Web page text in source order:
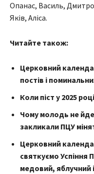
Опанас, Василь,
Яків, Аліса.
Читайте також:
Церковний
постів і
Коли піст у 2025
Чому молодь не йде
закликали ПЦУ
Церковний
святкуємо Успіння
медовий, яблучний